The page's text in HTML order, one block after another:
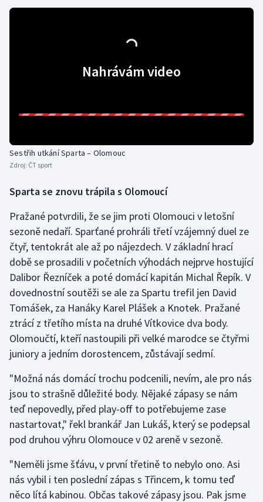
Nahrávám video
Sestřih utkání Sparta – Olomouc
Zdroj: ČT sport
Sparta se znovu trápila s Olomoucí
Pražané potvrdili, že se jim proti Olomouci v letošní
sezoně nedaří. Sparťané prohráli třetí vzájemný duel ze
čtyř, tentokrát ale až po nájezdech. V základní hrací
době se prosadili v početních výhodách nejprve hostující
Dalibor Řezníček a poté domácí kapitán Michal Řepík. V
dovednostní soutěži se ale za Spartu trefil jen David
Tomášek, za Hanáky Karel Plášek a Knotek. Pražané
ztrácí z třetího místa na druhé Vítkovice dva body.
Olomoučtí, kteří nastoupili při velké marodce se čtyřmi
juniory a jedním dorostencem, zůstávají sedmí.
"Možná nás domácí trochu podcenili, nevím, ale pro nás
jsou to strašně důležité body. Nějaké zápasy se nám
teď nepovedly, před play-off to potřebujeme zase
nastartovat," řekl brankář Jan Lukáš, který se podepsal
pod druhou výhru Olomouce v 02 areně v sezoně.
"Neměli jsme šťávu, v první třetině to nebylo ono. Asi
nás vybil i ten poslední zápas s Třincem, k tomu teď
něco lítá kabinou. Občas takové zápasy jsou. Pak jsme